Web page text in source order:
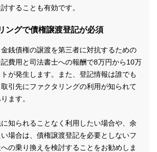
することも有効です。
ングで債権譲渡登記が必須
銭債権の譲渡を第三者に対抗するための
費用と司法書士への報酬で8万円から10万
が発生します。また、登記情報は誰でも
引先にファクタリングの利用が知られて
ます。
知られることなく利用したい場合や、余
場合は、債権譲渡登記を必要としないフ
の乗り換えを検討することをお勧めしま